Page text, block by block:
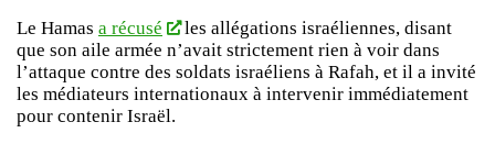
Le Hamas a récusé
les allégations israéliennes, disant
que son aile armée n’avait strictement rien à voir dans
l’attaque contre des soldats israéliens à Rafah, et il a invité
les médiateurs internationaux à intervenir immédiatement
pour contenir Israël.